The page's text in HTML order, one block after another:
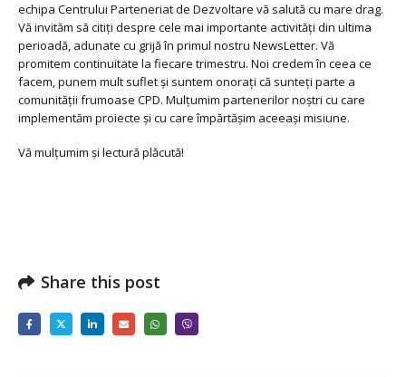
echipa Centrului Parteneriat de Dezvoltare vă salută cu mare drag.
Vă invităm să citiți despre cele mai importante activități din ultima
perioadă, adunate cu grijă în primul nostru NewsLetter. Vă
promitem continuitate la fiecare trimestru. Noi credem în ceea ce
facem, punem mult suflet și suntem onorați că sunteți parte a
comunității frumoase CPD. Mulțumim partenerilor noștri cu care
implementăm proiecte și cu care împărtășim aceeași misiune.
Vă mulțumim și lectură plăcută!
Share this post